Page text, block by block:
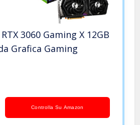
3060 Gaming X 12GB
Grafica Gaming
Controlla Su Amazon